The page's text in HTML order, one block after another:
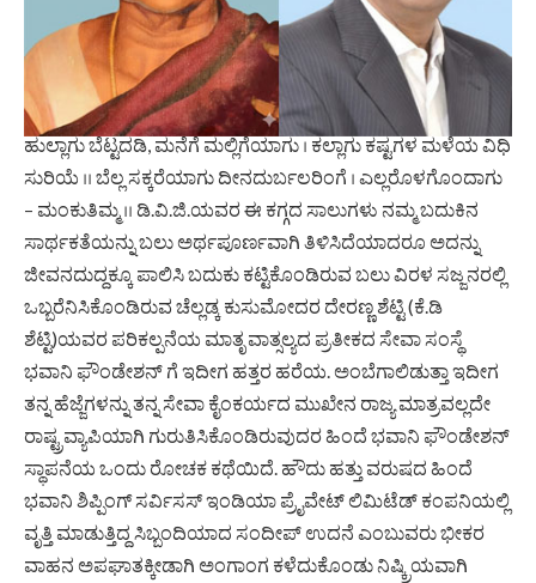
ಹುಲ್ಲಾಗು ಬೆಟ್ಟದಡಿ, ಮನೆಗೆ ಮಲ್ಲಿಗೆಯಾಗು । ಕಲ್ಲಾಗು ಕಷ್ಟಗಳ ಮಳೆಯ ವಿಧಿ
ಸುರಿಯೆ ।। ಬೆಲ್ಲ ಸಕ್ಕರೆಯಾಗು ದೀನದುರ್ಬಲರಿಂಗೆ । ಎಲ್ಲರೊಳಗೊಂದಾಗು
– ಮಂಕುತಿಮ್ಮ ।। ಡಿ.ವಿ.ಜಿ.ಯವರ ಈ ಕಗ್ಗದ ಸಾಲುಗಳು ನಮ್ಮ ಬದುಕಿನ
ಸಾರ್ಥಕತೆಯನ್ನು ಬಲು ಅರ್ಥಪೂರ್ಣವಾಗಿ ತಿಳಿಸಿದೆಯಾದರೂ ಅದನ್ನು
ಜೀವನದುದ್ದಕ್ಕೂ ಪಾಲಿಸಿ ಬದುಕು ಕಟ್ಟಿಕೊಂಡಿರುವ ಬಲು ವಿರಳ ಸಜ್ಜನರಲ್ಲಿ
ಒಬ್ಬರೆನಿಸಿಕೊಂಡಿರುವ ಚೆಲ್ಲಡ್ಕ ಕುಸುಮೋದರ ದೇರಣ್ಣ ಶೆಟ್ಟಿ (ಕೆ.ಡಿ
ಶೆಟ್ಟಿ)ಯವರ ಪರಿಕಲ್ಪನೆಯ ಮಾತೃ ವಾತ್ಸಲ್ಯದ ಪ್ರತೀಕದ ಸೇವಾ ಸಂಸ್ಥೆ
ಭವಾನಿ ಫೌಂಡೇಶನ್ ಗೆ ಇದೀಗ ಹತ್ತರ ಹರೆಯ. ಅಂಬೆಗಾಲಿಡುತ್ತಾ ಇದೀಗ
ತನ್ನ ಹೆಜ್ಜೆಗಳನ್ನು ತನ್ನ ಸೇವಾ ಕೈಂಕರ್ಯದ ಮುಖೇನ ರಾಜ್ಯ ಮಾತ್ರವಲ್ಲದೇ
ರಾಷ್ಟ್ರವ್ಯಾಪಿಯಾಗಿ ಗುರುತಿಸಿಕೊಂಡಿರುವುದರ ಹಿಂದೆ ಭವಾನಿ ಫೌಂಡೇಶನ್
ಸ್ಥಾಪನೆಯ ಒಂದು ರೋಚಕ ಕಥೆಯಿದೆ. ಹೌದು ಹತ್ತು ವರುಷದ ಹಿಂದೆ
ಭವಾನಿ ಶಿಪ್ಪಿಂಗ್ ಸರ್ವಿಸಸ್ ಇಂಡಿಯಾ ಪ್ರೈವೇಟ್ ಲಿಮಿಟೆಡ್ ಕಂಪನಿಯಲ್ಲಿ
ವೃತ್ತಿ ಮಾಡುತ್ತಿದ್ದ ಸಿಬ್ಬಂದಿಯಾದ ಸಂದೀಪ್ ಉದನೆ ಎಂಬುವರು ಭೀಕರ
ವಾಹನ ಅಪಘಾತಕ್ಕೀಡಾಗಿ ಅಂಗಾಂಗ ಕಳೆದುಕೊಂಡು ನಿಷ್ಕ್ರಿಯವಾಗಿ